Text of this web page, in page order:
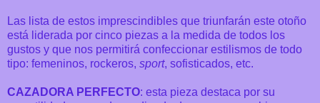
Las lista de estos imprescindibles que triunfarán este otoño
está liderada por cinco piezas a la medida de todos los
gustos y que nos permitirá confeccionar estilismos de todo
tipo: femeninos, rockeros, sport, sofisticados, etc.
CAZADORA PERFECTO: esta pieza destaca por su